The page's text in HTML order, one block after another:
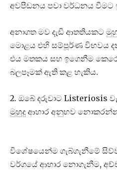
අවපීඩනය පවා වර්ධනය වීමට
අනාගත මව දැඩි ආතතියකට
මොළය එහි සම්පූර්ණ විභවය
එය මතකය සහ ඉගෙනීම
බලපෑමක් ඇති කළ හැකිය.
2. ඔබේ දරුවාට Listeriosis
මුහුදු ආහාර අනුභව
විශේෂයෙන්ම ගැබ්ගැනීමේ
වර්ගයේ ආහාර නොගැනීම,